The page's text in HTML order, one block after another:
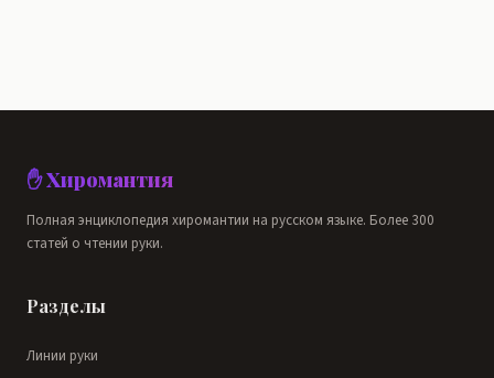
✋ Хиромантия
Полная энциклопедия хиромантии на русском языке. Более 300
статей о чтении руки.
Разделы
Линии руки